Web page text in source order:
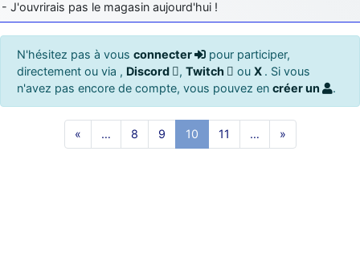
- J'ouvrirais pas le magasin aujourd'hui !
N'hésitez pas à vous connecter
pour participer,
directement ou via , Discord , Twitch ou X . Si vous
n'avez pas encore de compte, vous pouvez en créer un .
« … 8 9 10 11 … »